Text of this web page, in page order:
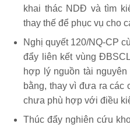
khai thác NDĐ và tìm
thay thế để phục vụ cho
Nghị quyết 120/NQ-CP
đẩy liên kết vùng
hợp lý nguồn tài
bằng, thay vì đưa ra các
chưa phù hợp với điều
Thúc đẩy nghiên cứu